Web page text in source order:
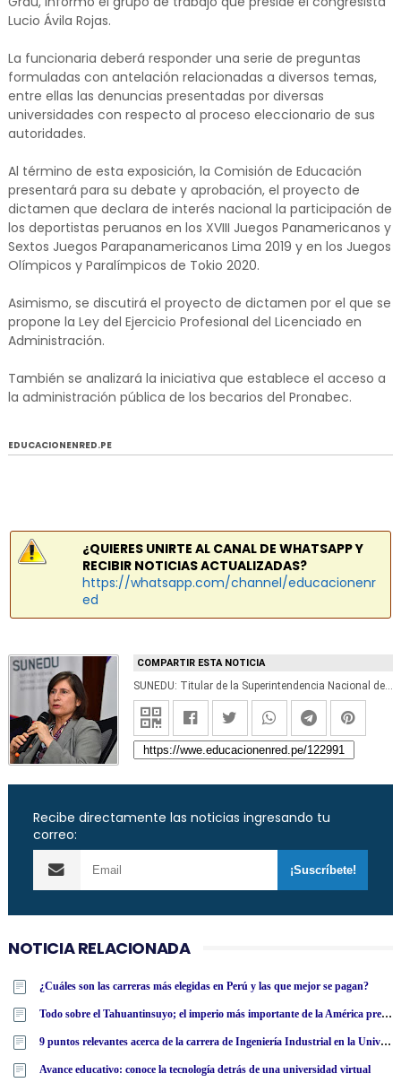
Lucio Ávila Rojas.
La funcionaria deberá responder una serie de preguntas
formuladas con antelación relacionadas a diversos temas,
entre ellas las denuncias presentadas por diversas
universidades con respecto al proceso eleccionario de sus
autoridades.
Al término de esta exposición, la Comisión de Educación
presentará para su debate y aprobación, el proyecto de
dictamen que declara de interés nacional la participación de
los deportistas peruanos en los XVIII Juegos Panamericanos y
Sextos Juegos Parapanamericanos Lima 2019 y en los Juegos
Olímpicos y Paralímpicos de Tokio 2020.
Asimismo, se discutirá el proyecto de dictamen por el que se
propone la Ley del Ejercicio Profesional del Licenciado en
Administración.
También se analizará la iniciativa que establece el acceso a
la administración pública de los becarios del Pronabec.
EDUCACIONENRED.PE
¿QUIERES UNIRTE AL CANAL DE WHATSAPP Y
RECIBIR NOTICIAS ACTUALIZADAS?
https://whatsapp.com/channel/educacionenr
ed
COMPARTIR ESTA NOTICIA
SUNEDU: Titular de la Superintendencia Nacional de Educación Superior Universitaria se presentará mañana en la Comisión de Educación del Congreso - www.sunedu.gob.pe
Recibe directamente las noticias ingresando tu
correo:
NOTICIA RELACIONADA
¿Cuáles son las carreras más elegidas en Perú y las que mejor se pagan?
Todo sobre el Tahuantinsuyo; el imperio más importante de la América precolombina
9 puntos relevantes acerca de la carrera de Ingeniería Industrial en la Universidad Tecnológica Latinoamericana en línea
Avance educativo: conoce la tecnología detrás de una universidad virtual